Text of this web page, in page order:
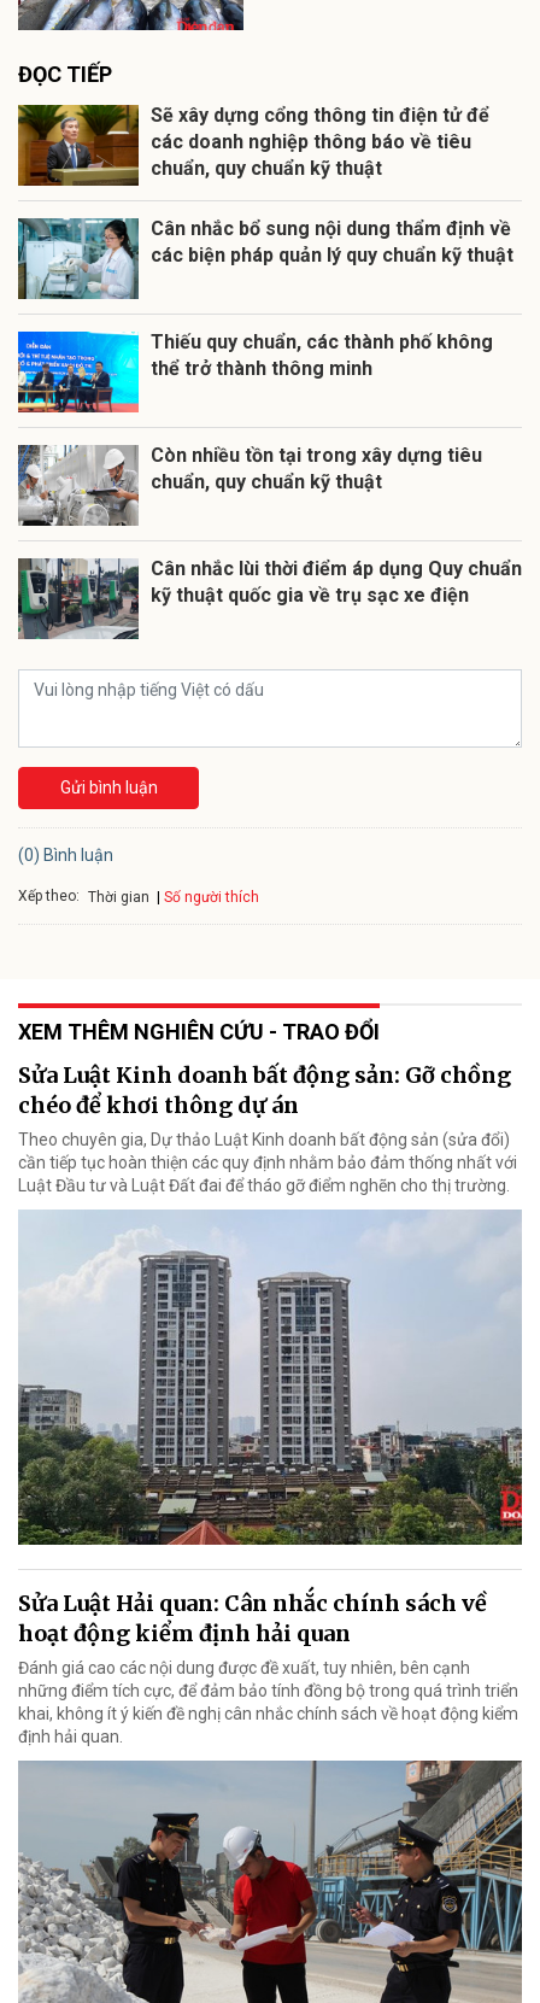
ĐỌC TIẾP
Sẽ xây dựng cổng thông tin điện tử để
các doanh nghiệp thông báo về tiêu
chuẩn, quy chuẩn kỹ thuật
Cân nhắc bổ sung nội dung thẩm định về
các biện pháp quản lý quy chuẩn kỹ thuật
Thiếu quy chuẩn, các thành phố không
thể trở thành thông minh
Còn nhiều tồn tại trong xây dựng tiêu
chuẩn, quy chuẩn kỹ thuật
Cân nhắc lùi thời điểm áp dụng Quy chuẩn
kỹ thuật quốc gia về trụ sạc xe điện
Gửi bình luận
(0) Bình luận
Xếp theo: Thời gian Số người thích
XEM THÊM NGHIÊN CỨU - TRAO ĐỔI
Sửa Luật Kinh doanh bất động sản: Gỡ chồng
chéo để khơi thông dự án
Theo chuyên gia, Dự thảo Luật Kinh doanh bất động sản (sửa đổi)
cần tiếp tục hoàn thiện các quy định nhằm bảo đảm thống nhất với
Luật Đầu tư và Luật Đất đai để tháo gỡ điểm nghẽn cho thị trường.
Sửa Luật Hải quan: Cân nhắc chính sách về
hoạt động kiểm định hải quan
Đánh giá cao các nội dung được đề xuất, tuy nhiên, bên cạnh
những điểm tích cực, để đảm bảo tính đồng bộ trong quá trình triển
khai, không ít ý kiến đề nghị cân nhắc chính sách về hoạt động kiểm
định hải quan.